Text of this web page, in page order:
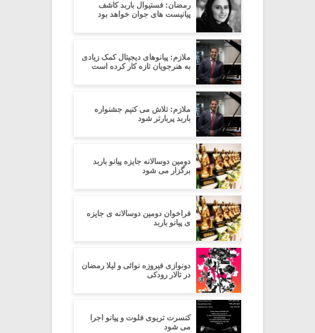
رمضان: فستیوال باربد کاشف
پیانیست های جوان خواهد بود
ملازم: پیانوهای دیجیتال کمک زیادی
به هنرجویان تازه کار کرده است
ملازم: تلاش می کنیم جشنواره
باربد پربارتر شود
دومین دوسالانه جایزه پیانو باربد
برگزار می شود
فراخوان دومین دوسالانه ی جایزه
ی پیانو باربد
دونوازی فیروزه نوائی و لیلا رمضان
در تالار رودکی
کنسرت تریوی فلوت و پیانو اجرا
می شود